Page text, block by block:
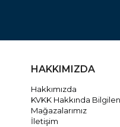
HAKKIMIZDA
Hakkımızda
KVKK Hakkında
Mağazalarımız
İletişim